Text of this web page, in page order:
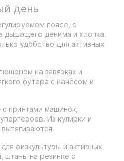
день
поясе, с
дышащего денима и хлопка.
удобство для активных
на завязках и
футера с начёсом и
принтами машинок,
Из кулирки и
физкультуры и активных
штаны на резинке с